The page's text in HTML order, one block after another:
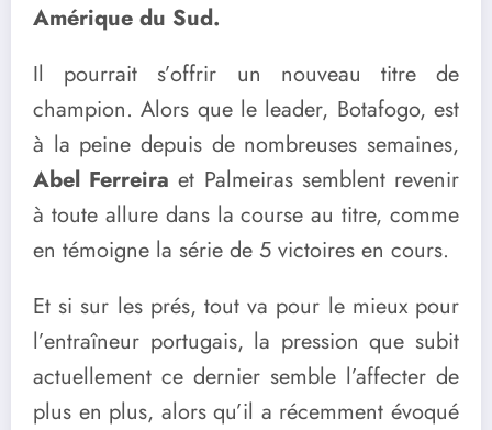
Amérique du Sud.
Il pourrait s’offrir un nouveau titre de
champion. Alors que le leader, Botafogo, est
à la peine depuis de nombreuses semaines,
Abel Ferreira et Palmeiras semblent revenir
à toute allure dans la course au titre, comme
en témoigne la série de 5 victoires en cours.
Et si sur les prés, tout va pour le mieux pour
l’entraîneur portugais, la pression que subit
actuellement ce dernier semble l’affecter de
plus en plus, alors qu’il a récemment évoqué